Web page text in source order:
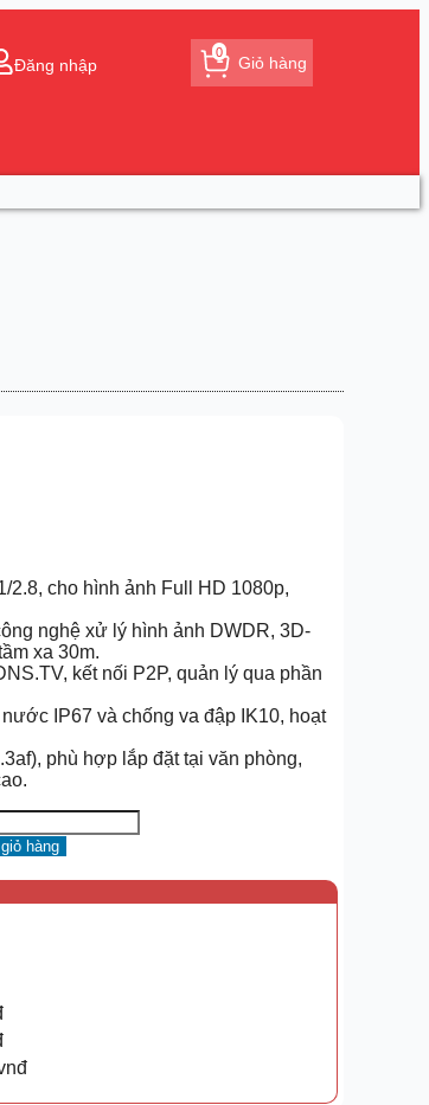
Đăng nhập Giỏ hàng
0
2.8, cho hình ảnh Full HD 1080p,
nghệ xử lý hình ảnh DWDR, 3D-
xa 30m.
kết nối P2P, quản lý qua phần
IP67 và chống va đập IK10, hoạt
phù hợp lắp đặt tại văn phòng,
hàng